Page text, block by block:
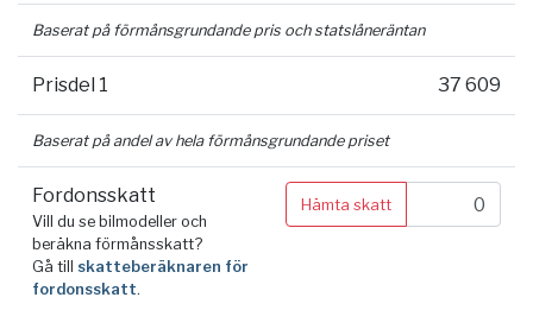
Baserat på förmånsgrundande pris och statslåneräntan
Prisdel 1 37 609
Baserat på andel av hela förmånsgrundande priset
Fordonsskatt
Vill du se bilmodeller och
beräkna förmånsskatt?
Gå till skatteberäknaren för
fordonsskatt.
Hämta skatt